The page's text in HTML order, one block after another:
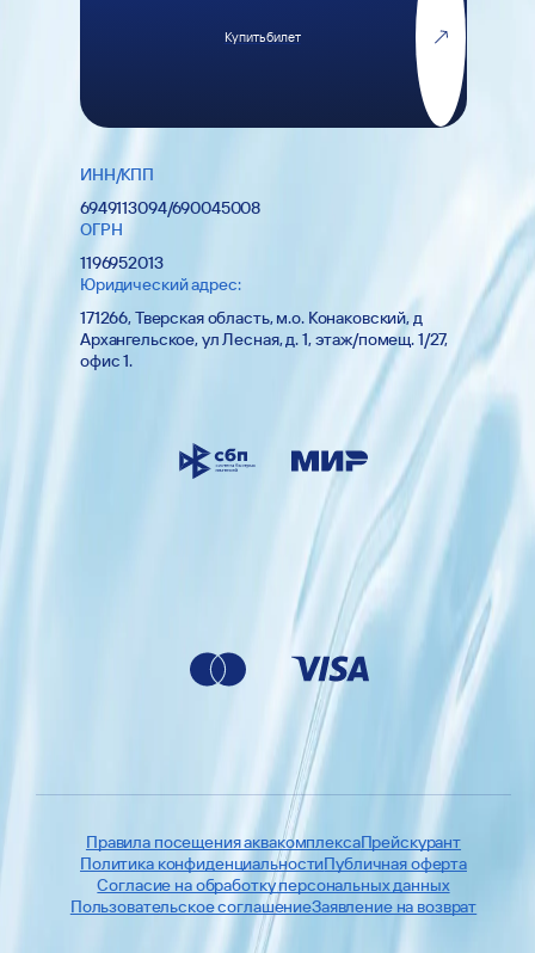
Купить билет
ИНН/КПП
6949113094/690045008
ОГРН
1196952013
Юридический адрес:
171266, Тверская область, м.о. Конаковский, д
Архангельское, ул Лесная, д. 1, этаж/помещ. 1/27,
офис 1.
Правила посещения аквакомплексаПрейскурант
Политика конфиденциальностиПубличная оферта
Согласие на обработку персональных данных
Пользовательское соглашениеЗаявление на возврат